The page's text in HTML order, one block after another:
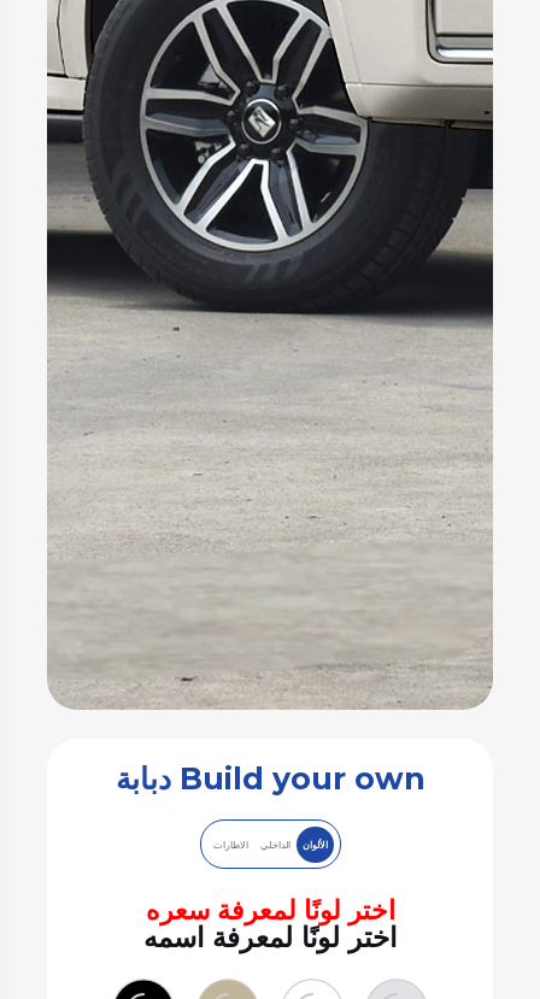
Build your own دبابة
الألوان الداخلي الاطارات
اختر لونًا لمعرفة سعره
اختر لونًا لمعرفة اسمه